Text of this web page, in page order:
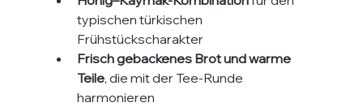
typischen türkischen
Frühstückscharakter
Frisch gebackenes Brot und warme
Teile, die mit der Tee-Runde
harmonieren